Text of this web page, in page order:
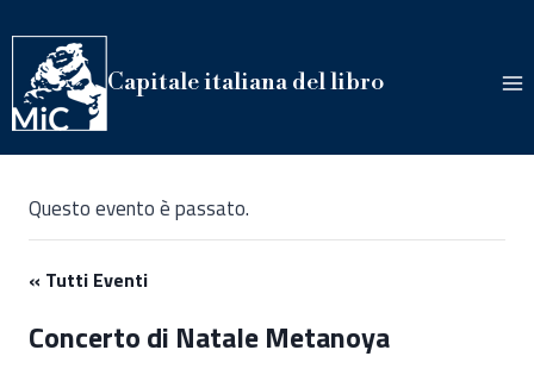
al
contenuto
Capitale italiana del libro
Questo evento è passato.
« Tutti Eventi
Concerto di Natale Metanoya